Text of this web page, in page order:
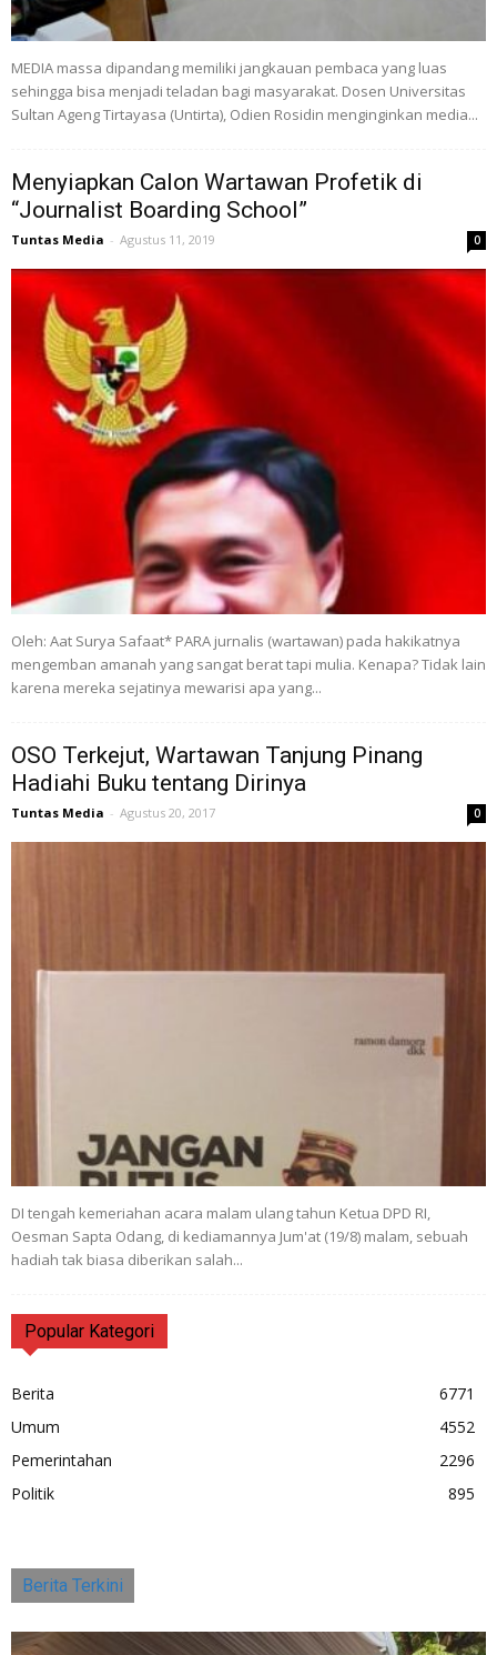
MEDIA massa dipandang memiliki jangkauan pembaca yang luas
sehingga bisa menjadi teladan bagi masyarakat. Dosen Universitas
Sultan Ageng Tirtayasa (Untirta), Odien Rosidin menginginkan media...
Menyiapkan Calon Wartawan Profetik di
“Journalist Boarding School”
Tuntas Media - Agustus 11, 2019 0
Oleh: Aat Surya Safaat* PARA jurnalis (wartawan) pada hakikatnya
mengemban amanah yang sangat berat tapi mulia. Kenapa? Tidak lain
karena mereka sejatinya mewarisi apa yang...
OSO Terkejut, Wartawan Tanjung Pinang
Hadiahi Buku tentang Dirinya
Tuntas Media - Agustus 20, 2017 0
DI tengah kemeriahan acara malam ulang tahun Ketua DPD RI,
Oesman Sapta Odang, di kediamannya Jum'at (19/8) malam, sebuah
hadiah tak biasa diberikan salah...
Popular Kategori
Berita
6771
Umum
4552
Pemerintahan
2296
Politik
895
Berita Terkini